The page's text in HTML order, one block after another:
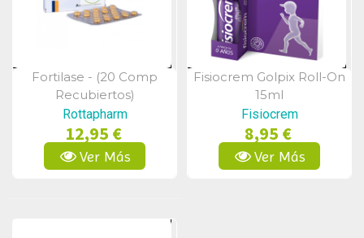
Vista Rápida
Fortilase - (20 Comp
Recubiertos)
Rottapharm
12,95 €
Ver Más
Vista Rápida
Fisiocrem Golpix Roll-On
15ml
Fisiocrem
8,95 €
Ver Más